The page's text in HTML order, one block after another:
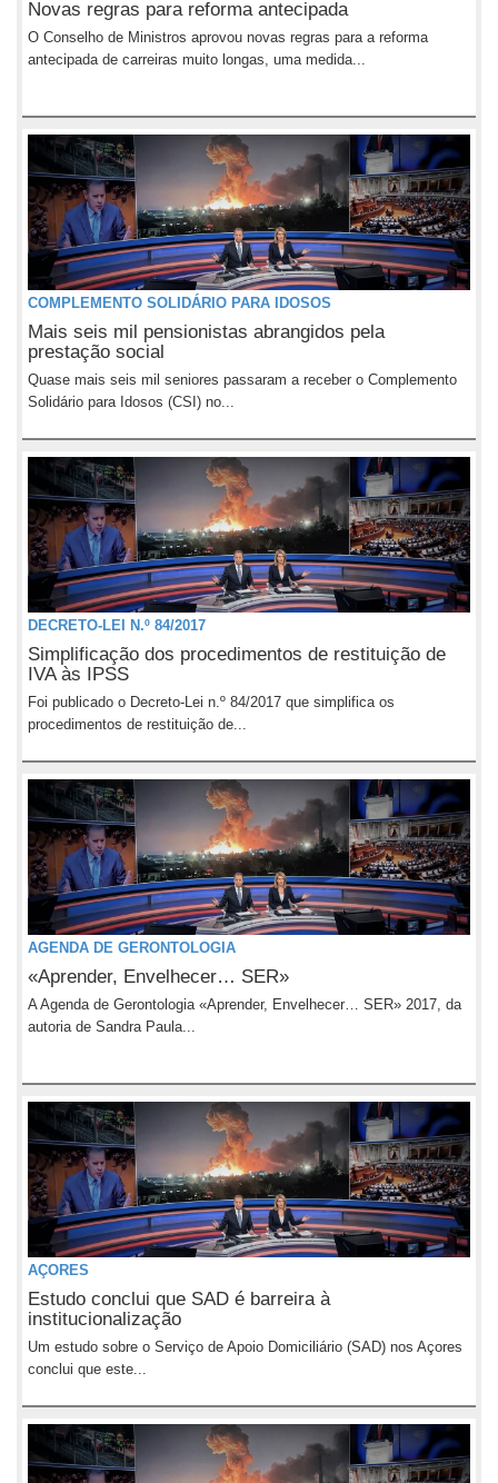
Novas regras para reforma antecipada
O Conselho de Ministros aprovou novas regras para a reforma
antecipada de carreiras muito longas, uma medida...
COMPLEMENTO SOLIDÁRIO PARA IDOSOS
Mais seis mil pensionistas abrangidos pela
prestação social
Quase mais seis mil seniores passaram a receber o Complemento
Solidário para Idosos (CSI) no...
DECRETO-LEI N.º 84/2017
Simplificação dos procedimentos de restituição de
IVA às IPSS
Foi publicado o Decreto-Lei n.º 84/2017 que simplifica os
procedimentos de restituição de...
AGENDA DE GERONTOLOGIA
«Aprender, Envelhecer… SER»
A Agenda de Gerontologia «Aprender, Envelhecer… SER» 2017, da
autoria de Sandra Paula...
AÇORES
Estudo conclui que SAD é barreira à
institucionalização
Um estudo sobre o Serviço de Apoio Domiciliário (SAD) nos Açores
conclui que este...